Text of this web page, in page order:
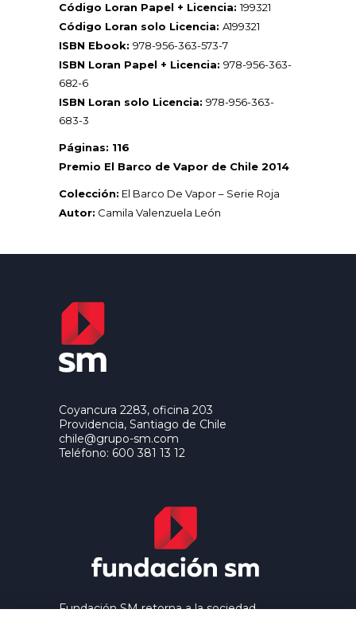
Código Loran Papel + Licencia:199321
Código Loran solo Licencia: A199321
ISBN Ebook: 978-956-363-573-7
ISBN Loran Papel + Licencia: 978-956-363-
682-6
ISBN Loran solo Licencia: 978-956-363-
683-3
Páginas: 116
Premio El Barco de Vapor de Chile 2014
Colección: El Barco De Vapor – Serie Roja
Autor: Camila Valenzuela León
Coyancura 2283, oficina 203
Providencia, Santiago de Chile
chile@grupo-sm.com
Teléfono: 600 381 13 12
Fundación SM retorna a la sociedad